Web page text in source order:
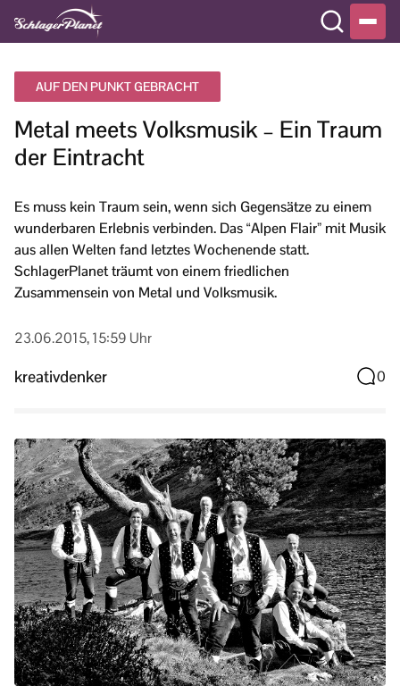
AUF DEN PUNKT GEBRACHT
Metal meets Volksmusik – Ein Traum
der Eintracht
Es muss kein Traum sein, wenn sich Gegensätze zu einem
wunderbaren Erlebnis verbinden. Das “Alpen Flair” mit Musik
aus allen Welten fand letztes Wochenende statt.
SchlagerPlanet träumt von einem friedlichen
Zusammensein von Metal und Volksmusik.
23.06.2015, 15:59 Uhr
kreativdenker 0